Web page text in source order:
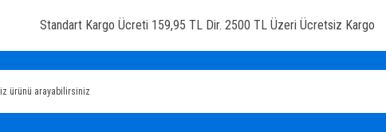
Standart Kargo Ücreti 159,95 TL Dir. 2500 TL Üzeri Ücretsiz Kargo